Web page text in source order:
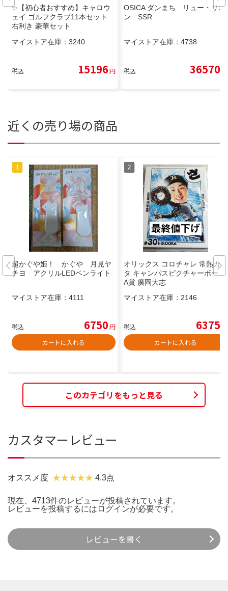
✨【初心者おすすめ】キャロウ
ェイ ゴルフクラブ11本セット
右利き 豪華セット
マイストア在庫： 3240
税込 15196円
OSICA ダンまち リュー・リオ
ン SSR
マイストア在庫： 4738
税込 36570
近くの売り場の商品
超かぐや姫！ かぐや 月見ヤ
チヨ アクリルLEDペンライト
マイストア在庫： 4111
税込 6750円
カートに入れる
オリックス コロチャレ 常熱カル
タ キャンパスピクチャーボード
A賞 廣岡大志
マイストア在庫： 2146
税込 6375
カートに入れる
このカテゴリをもっと見る
カスタマーレビュー
オススメ度 4.3点
現在、4713件のレビューが投稿されています。
レビューを投稿するには ログインが必要です。
レビューを書く